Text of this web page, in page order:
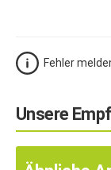
Fehler
Unsere